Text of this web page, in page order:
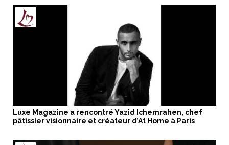
Luxe Magazine a rencontré Yazid Ichemrahen, chef
pâtissier visionnaire et créateur d’At Home à Paris